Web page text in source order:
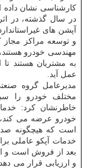
در سال گذشته، در
آپشن های
و توسعه مراکز مجاز
مهندسی خودرو
به مشتریان هستند
عمل آید.
مدیرعامل گروه
مختلف خودرو را
خاطرنشان کرد:
خودرو عرضه می
است که هیچگونه
خدمات آپکو عاملی
بعد از فروش است و
و ارزیابی قرار می